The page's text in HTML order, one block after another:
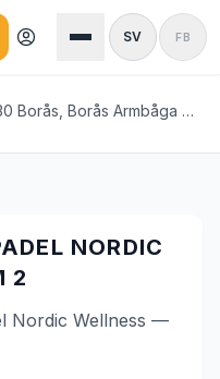
SV FB
Armbågavägen 3, 506 30 Borås, Borås Armbåga Padel Nordic Wellness
NORDIC
2
Nordic Wellness —